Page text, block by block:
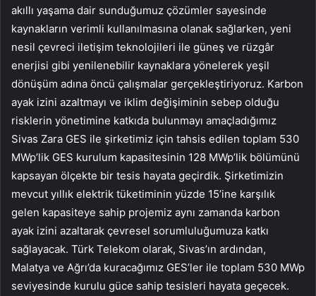
akıllı yaşama dair sunduğumuz çözümler sayesinde
kaynakların verimli kullanılmasına olanak sağlarken, yeni
nesil çevreci iletişim teknolojileri ile güneş ve rüzgâr
enerjisi gibi yenilenebilir kaynaklara yönelerek yeşil
dönüşüm adına öncü çalışmalar gerçekleştiriyoruz. Karbon
ayak izini azaltmayı ve iklim değişiminin sebep olduğu
risklerin yönetimine katkıda bulunmayı amaçladığımız
Sivas Zara GES ile şirketimiz için tahsis edilen toplam 530
MWp’lik GES kurulum kapasitesinin 128 MWp’lik bölümünü
kapsayan ölçekte bir tesis hayata geçirdik. Şirketimizin
mevcut yıllık elektrik tüketiminin yüzde 15’ine karşılık
gelen kapasiteye sahip projemiz aynı zamanda karbon
ayak izini azaltarak çevresel sorumluluğumuza katkı
sağlayacak. Türk Telekom olarak, Sivas’ın ardından,
Malatya ve Ağrı’da kuracağımız GES’ler ile toplam 530 MWp
seviyesinde kurulu güce sahip tesisleri hayata geçecek.